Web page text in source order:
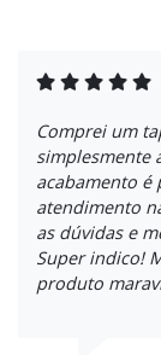
Comprei um
simplesmente
acabamento
atendimento
as dúvidas e
Super indico!
produto